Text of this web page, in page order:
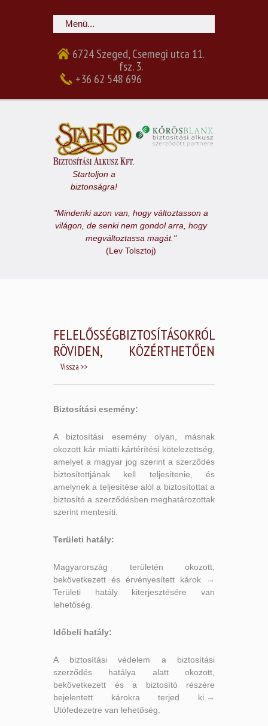
6724 Szeged, Csemegi utca 11.
fsz. 3.
+36 62 548 696
Startoljon a
biztonságra!
"Mindenki azon van, hogy változtasson a
világon, de senki nem gondol arra, hogy
megváltoztassa magát."
(Lev Tolsztoj)
FELELŐSSÉGBIZTOSÍTÁSOKRÓL
RÖVIDEN, KÖZÉRTHETŐEN
Vissza >>
Biztosítási esemény:
A biztosítási esemény olyan, másnak
okozott kár miatti kártérítési kötelezettség,
amelyet a magyar jog szerint a szerződés
biztosítottjának kell teljesítenie, és
amelynek a teljesítése alól a biztosítottat a
biztosító a szerződésben meghatározottak
szerint mentesíti.
Területi hatály:
Magyarország területén okozott,
bekövetkezett és érvényesített károk →
Területi hatály kiterjesztésére van
lehetőség.
Időbeli hatály:
A biztosítási védelem a biztosítási
szerződés hatálya alatt okozott,
bekövetkezett és a biztosító részére
bejelentett károkra terjed ki.→
Utófedezetre van lehetőség.